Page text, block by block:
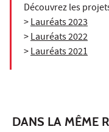
Découvrez les
>Lauréats 2023
>Lauréats 2022
>Lauréats 2021
DANS LA MÊME